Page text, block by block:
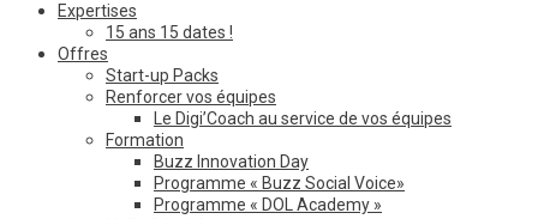
Expertises
15 ans 15 dates !
Offres
Start-up Packs
Renforcer vos équipes
Le Digi’Coach au service de vos équipes
Formation
Buzz Innovation Day
Programme « Buzz Social Voice»
Programme « DOL Academy »